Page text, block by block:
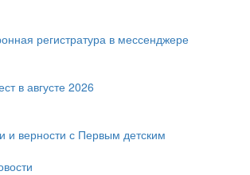
регистратура в мессенджере
в августе 2026
и верности с Первым детским